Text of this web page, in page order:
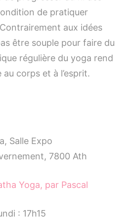
de pratiquer
aux idées
être souple pour faire du
régulière du yoga rend
au corps et à l’esprit.
Salle Expo
7800 Ath
Yoga, par Pascal
: 17h15